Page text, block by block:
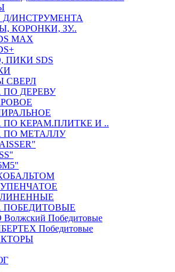
ИНСТРУМЕНТА
КОРОНКИ, ЗУ..
MAX
ПИКИ SDS
СВЕРЛ
ПО ДЕРЕВУ
ПО КЕРАМ.ПЛИТКЕ И ..
ПО МЕТАЛЛУ
ПОБЕДИТОВЫЕ
Победитовые
Победитовые